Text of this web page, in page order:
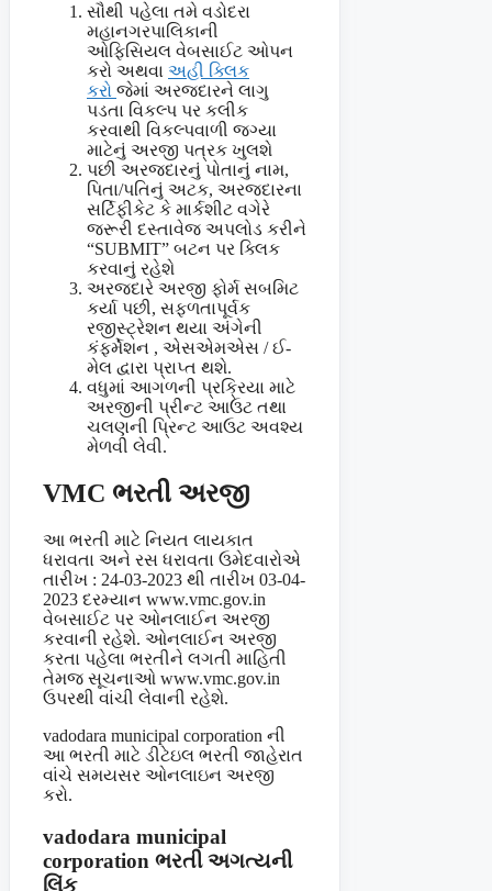
સૌથી પહેલા તમે વડોદરા
મહાનગરપાલિકાની
ઓફિસિયલ વેબસાઈટ ઓપન
કરો અથવા અહી ક્લિક
કરો જેમાં અરજદારને લાગુ
પડતા વિકલ્પ પર કલીક
કરવાથી વિકલ્પવાળી જગ્યા
માટેનું અરજી પત્રક ખુલશે
પછી અરજદારનું પોતાનું નામ,
પિતા/પતિનું અટક, અરજદારના
સર્ટિફીકેટ કે માર્કશીટ વગેરે
જરૂરી દસ્‍તાવેજ અપલોડ કરીને
“SUBMIT” બટન પર ક્લિક
કરવાનું રહેશે
અરજદારે અરજી ફોર્મ સબમિટ
કર્યા પછી, સફળતાપૂર્વક
રજીસ્ટ્રેશન થયા અંગેની
કંફર્મેશન , એસએમએસ / ઈ-
મેલ દ્વારા પ્રાપ્ત થશે.
વધુમાં આગળની પ્રક્રિયા માટે
અરજીની પ્રીન્ટ આઉટ તથા
ચલણની પ્રિન્ટ આઉટ અવશ્ય
મેળવી લેવી.
VMC ભરતી અરજી
આ ભરતી માટે નિયત લાયકાત
ધરાવતા અને રસ ધરાવતા ઉમેદવારોએ
તારીખ : 24-03-2023 થી તારીખ 03-04-
2023 દરમ્યાન www.vmc.gov.in
વેબસાઈટ પર ઓનલાઈન અરજી
કરવાની રહેશે. ઓનલાઈન અરજી
કરતા પહેલા ભરતીને લગતી માહિતી
તેમજ સૂચનાઓ www.vmc.gov.in
ઉપરથી વાંચી લેવાની રહેશે.
vadodara municipal corporation ની
આ ભરતી માટે ડીટેઇલ ભરતી જાહેરાત
વાંચે સમયસર ઓનલાઇન અરજી
કરો.
vadodara municipal
corporation ભરતી અગત્યની
લિંક